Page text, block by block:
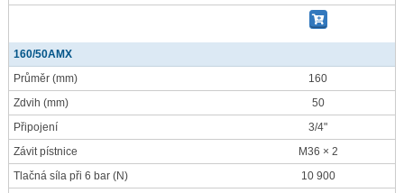
160/50AMX
Průměr (mm)
160
Zdvih (mm)
50
Připojení
3/4"
Závit pístnice
M36 × 2
Tlačná síla při 6 bar (N)
10 900